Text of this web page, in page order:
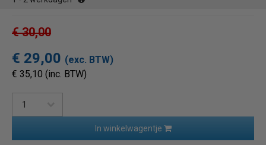
€ 30,00
€ 29,00 (exc. BTW)
€ 35,10 (inc. BTW)
In winkelwagentje